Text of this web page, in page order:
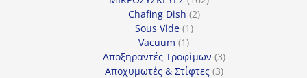
Chafing Dish 22
Sous Vide 11
Vacuum 11
προϊόν
Αποξηραντές Τροφίμων 33
προϊόντα
Αποχυμωτές & Στίφτες 33